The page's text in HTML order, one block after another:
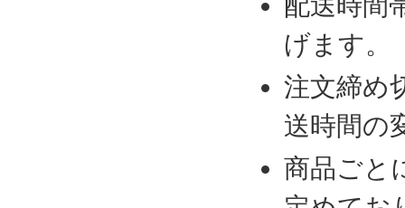
げます。
注文締め
送時間の
商品ごと